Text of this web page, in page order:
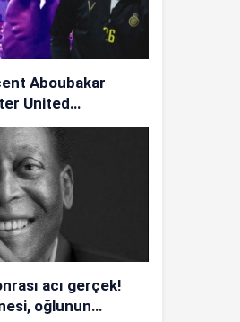
Aboubakar
United…
acı gerçek!
oğlunun